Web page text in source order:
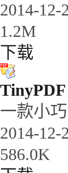
2014-12-
1.2M
下载
TinyPDF
一款小
2014-12-
586.0K